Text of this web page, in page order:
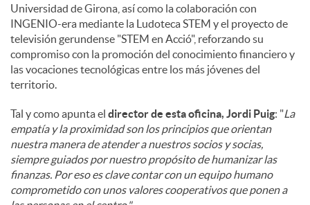
Universidad de Girona, así como la colaboración con
INGENIO-era mediante la Ludoteca STEM y el proyecto de
televisión gerundense "STEM en Acció", reforzando su
compromiso con la promoción del conocimiento financiero y
las vocaciones tecnológicas entre los más jóvenes del
territorio.
Tal y como apunta el director de esta oficina, Jordi Puig: "La
empatía y la proximidad son los principios que orientan
nuestra manera de atender a nuestros socios y socias,
siempre guiados por nuestro propósito de humanizar las
finanzas. Por eso es clave contar con un equipo humano
comprometido con unos valores cooperativos que ponen a